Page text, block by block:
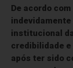
De acordo
institucional
credibilidade
após ter sido